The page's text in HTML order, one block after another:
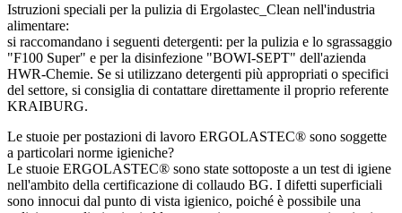
Istruzioni speciali per la pulizia di Ergolastec_Clean nell'industria
alimentare:
si raccomandano i seguenti detergenti: per la pulizia e lo sgrassaggio
"F100 Super" e per la disinfezione "BOWI-SEPT" dell'azienda
HWR-Chemie. Se si utilizzano detergenti più appropriati o specifici
del settore, si consiglia di contattare direttamente il proprio referente
KRAIBURG.
Le stuoie per postazioni di lavoro ERGOLASTEC® sono soggette
a particolari norme igieniche?
Le stuoie ERGOLASTEC® sono state sottoposte a un test di igiene
nell'ambito della certificazione di collaudo BG. I difetti superficiali
sono innocui dal punto di vista igienico, poiché è possibile una